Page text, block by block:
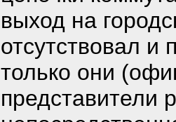
выход на
отсутствовал и
только они
представители